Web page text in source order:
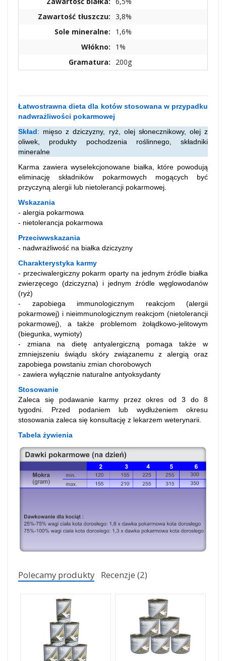
Zawartość tłuszczu: 3,8%
Sole mineralne:
1,6%
Włókno:
1%
Gramatura:
200g
Łatwostrawna dieta dla kotów stosowana w przypadku
nadwrażliwości pokarmowej
Skład: mięso z dziczyzny, ryż, olej słonecznikowy, olej z
oliwek, produkty pochodzenia roślinnego, składniki
mineralne
Karma zawiera wyselekcjonowane białka, które powodują
eliminację składników pokarmowych mogących być
przyczyną alergii lub nietolerancji pokarmowej.
Wskazania
- alergia pokarmowa
- nietolerancja pokarmowa
Przeciwwskazania
- nadwrażliwość na białka dziczyzny
Charakterystyka karmy
- przeciwalergiczny pokarm oparty na jednym źródle białka
zwierzęcego (dziczyzna) i jednym źródle węglowodanów
(ryż)
- zapobiega immunologicznym reakcjom (alergii
pokarmowej) i nieimmunologicznym reakcjom (nietolerancji
pokarmowej), a także problemom żołądkowo-jelitowym
(biegunka, wymioty)
- zmiana na dietę antyalergiczną pomaga także w
zmniejszeniu świądu skóry związanemu z alergią oraz
zapobiega powstaniu zmian chorobowych
- zawiera wyłącznie naturalne antyoksydanty
Stosowanie
Zaleca się podawanie karmy przez okres od 3 do 8
tygodni. Przed podaniem lub wydłużeniem okresu
stosowania zaleca się konsultację z lekarzem weterynarii.
Tabela żywienia
Polecamy produkty Recenzje (2)